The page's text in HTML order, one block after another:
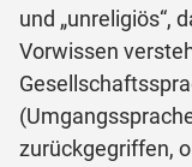
und „unreligiös“,
Vorwissen
zurückgegriffen,